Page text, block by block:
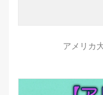
アメリカ